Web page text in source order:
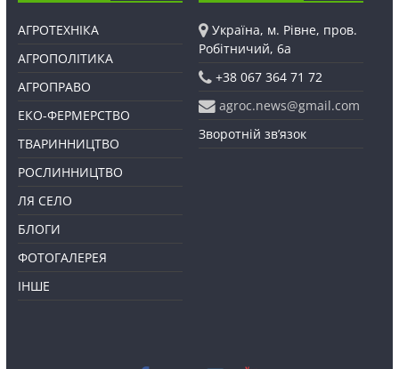
АГРОТЕХНІКА
АГРОПОЛІТИКА
АГРОПРАВО
ЕКО-ФЕРМЕРСТВО
ТВАРИННИЦТВО
РОСЛИННИЦТВО
ЛЯ СЕЛО
БЛОГИ
ФОТОГАЛЕРЕЯ
ІНШЕ
Україна, м. Рівне, пров.
Робітничий, 6а
+38 067 364 71 72
agroc.news@gmail.com
Зворотній зв’язок